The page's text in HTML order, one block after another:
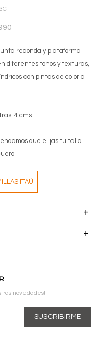
redonda y plataforma
diferentes tonos y texturas,
con pintas de color a
4 cms.
que elijas tu talla
ITAÚ
novedades!
SUSCRIBIRME